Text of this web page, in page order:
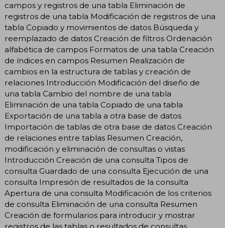
campos y registros de una tabla Eliminación de
registros de una tabla Modificación de registros de una
tabla Copiado y movimientos de datos Búsqueda y
reemplazado de datos Creación de filtros Ordenación
alfabética de campos Formatos de una tabla Creación
de índices en campos Resumen Realización de
cambios en la estructura de tablas y creación de
relaciones Introducción Modificación del diseño de
una tabla Cambio del nombre de una tabla
Eliminación de una tabla Copiado de una tabla
Exportación de una tabla a otra base de datos
Importación de tablas de otra base de datos Creación
de relaciones entre tablas Resumen Creación,
modificación y eliminación de consultas o vistas
Introducción Creación de una consulta Tipos de
consulta Guardado de una consulta Ejecución de una
consulta Impresión de resultados de la consulta
Apertura de una consulta Modificación de los criterios
de consulta Eliminación de una consulta Resumen
Creación de formularios para introducir y mostrar